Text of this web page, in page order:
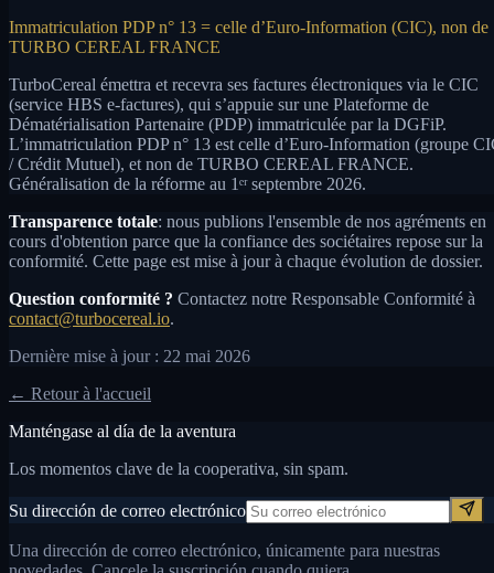
Immatriculation PDP n° 13 = celle d’Euro-Information (CIC), non de
TURBO CEREAL FRANCE
TurboCereal émettra et recevra ses factures électroniques via le CIC
(service HBS e-factures), qui s’appuie sur une Plateforme de
Dématérialisation Partenaire (PDP) immatriculée par la DGFiP.
L’immatriculation PDP n° 13 est celle d’Euro-Information (groupe
/ Crédit Mutuel), et non de TURBO CEREAL FRANCE.
Généralisation de la réforme au 1ᵉʳ septembre 2026.
Transparence totale: nous publions l'ensemble de nos agréments en
cours d'obtention parce que la confiance des sociétaires repose sur la
conformité. Cette page est mise à jour à chaque évolution de dossier.
Question conformité ? Contactez notre Responsable Conformité à
contact@turbocereal.io.
Dernière mise à jour : 22 mai 2026
← Retour à l'accueil
Manténgase al día de la aventura
Los momentos clave de la cooperativa, sin spam.
Su dirección de correo electrónico
Una dirección de correo electrónico, únicamente para nuestras